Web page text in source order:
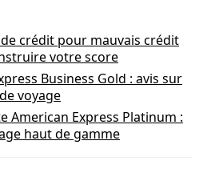
crédit pour mauvais crédit
votre score
Business Gold : avis sur
voyage
American Express Platinum :
haut de gamme